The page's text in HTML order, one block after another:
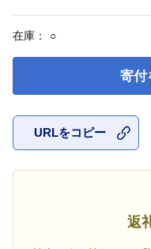
在庫： ○
寄付
URLをコピー
返